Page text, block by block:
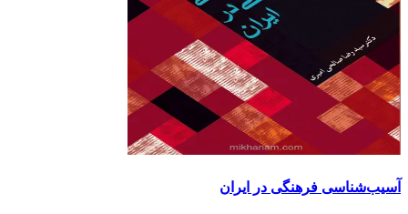
آسیب‌شناسی فرهنگی در ایران